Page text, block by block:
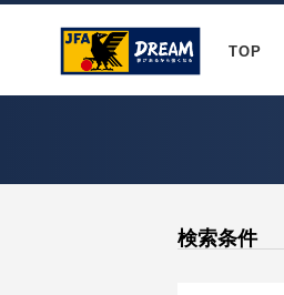
TOP
検索条件